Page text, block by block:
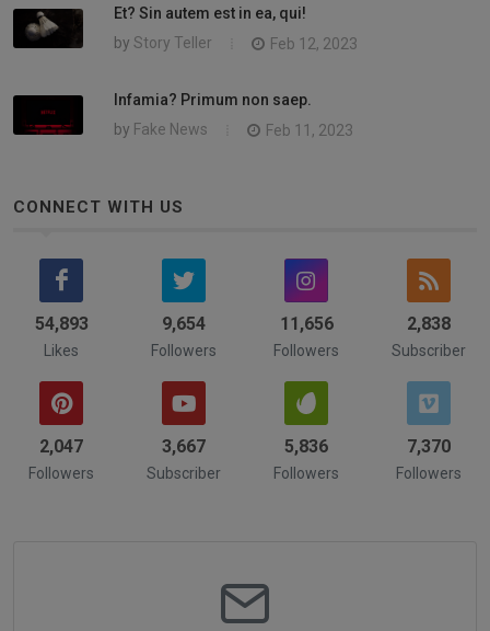
Et? Sin autem est in ea, qui!
by Story Teller Feb 12, 2023
Infamia? Primum non saep.
by Fake News Feb 11, 2023
CONNECT WITH US
58,742
Likes
9,654
Followers
14,202
Followers
3,244
Subscriber
2,322
Followers
4,211
Subscriber
6,742
Followers
8,532
Followers